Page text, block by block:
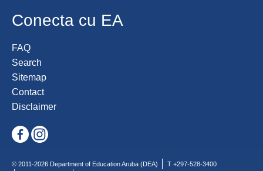
Conecta cu EA
FAQ
Search
Sitemap
Contact
Disclaimer
© 2011-2026 Department of Education Aruba (DEA) T +297-528-3400